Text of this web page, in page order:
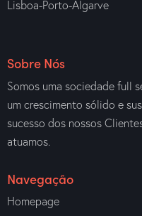
Lisboa-Porto-Algarve
Sobre Nós
Somos uma sociedade full
um crescimento sólido e
sucesso dos nossos
atuamos.
Navegação
Homepage